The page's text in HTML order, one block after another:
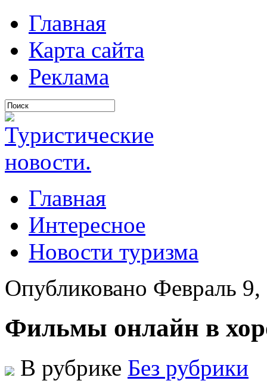
Главная
Карта сайта
Реклама
Главная
Интересное
Новости туризма
Опубликовано Февраль
Фильмы онлайн в
В рубрике Без рубрики